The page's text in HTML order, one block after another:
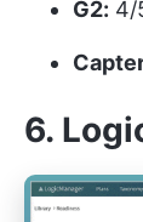
G2: 4/
6.